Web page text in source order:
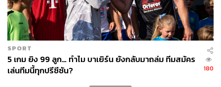
SPORT
5 เกม ยิง 99 ลูก… ทำไม บาเยิร์น ยังกลับมาถล่ม ทีมสมัคร
เล่นทีมนี้ทุกปรีซีซัน?
180